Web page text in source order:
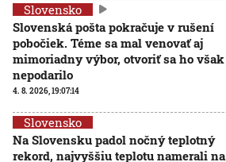
Slovensko
Slovenská pošta pokračuje v rušení
pobočiek. Téme sa mal venovať aj
mimoriadny výbor, otvoriť sa ho však
nepodarilo
4. 8. 2026, 19:07:14
Slovensko
Na Slovensku padol nočný teplotný
rekord, najvyššiu teplotu namerali na